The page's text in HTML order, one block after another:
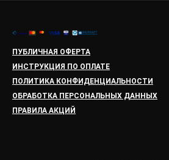
ПУБЛИЧНАЯ ОФЕРТА
ИНСТРУКЦИЯ ПО ОПЛАТЕ
ПОЛИТИКА КОНФИДЕНЦИАЛЬНОСТИ
ОБРАБОТКА ПЕРСОНАЛЬНЫХ ДАННЫХ
ПРАВИЛА АКЦИЙ